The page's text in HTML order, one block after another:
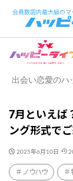
出会い恋愛のハ
7月といえば
ング形式でご
2025年6月10日
ノウハウ